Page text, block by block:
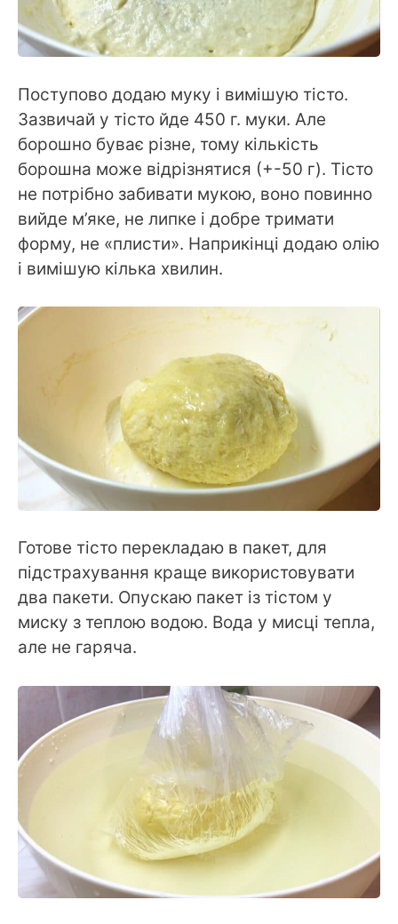
Поступово додаю муку і вимішую тісто.
Зазвичай у тісто йде 450 г. муки. Але
борошно буває різне, тому кількість
борошна може відрізнятися (+-50 г). Тісто
не потрібно забивати мукою, воно повинно
вийде м’яке, не липке і добре тримати
форму, не «плисти». Наприкінці додаю олію
і вимішую кілька хвилин.
Готове тісто перекладаю в пакет, для
підстрахування краще використовувати
два пакети. Опускаю пакет із тістом у
миску з теплою водою. Вода у мисці тепла,
але не гаряча.